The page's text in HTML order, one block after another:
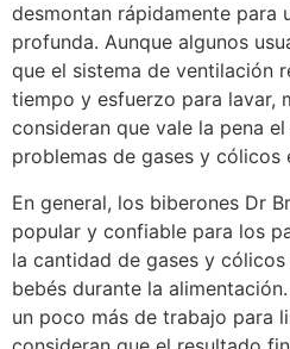
desmontan rápidamente para
profunda. Aunque algunos
que el sistema de ventilación
tiempo y esfuerzo para lavar,
consideran que vale la pena
problemas de gases y cólicos
En general, los biberones Dr
popular y confiable para los
la cantidad de gases y
bebés durante la
un poco más de trabajo para